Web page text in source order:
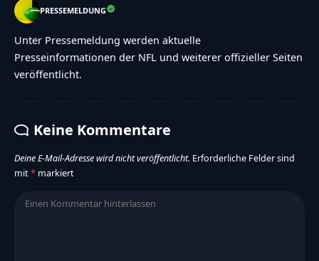
PRESSEMELDUNG
Unter Pressemeldung werden aktuelle
Presseinformationen der NFL und weiterer offizieller Seiten
veröffentlicht.
Keine Kommentare
Deine E-Mail-Adresse wird nicht veröffentlicht. Erforderliche Felder sind
mit* markiert